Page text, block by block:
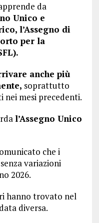
da
Unico e
l’Assegno di
per la
anche più
soprattutto
mesi precedenti.
l’Assegno Unico
che i
variazioni
2026.
hanno trovato nel
diversa.